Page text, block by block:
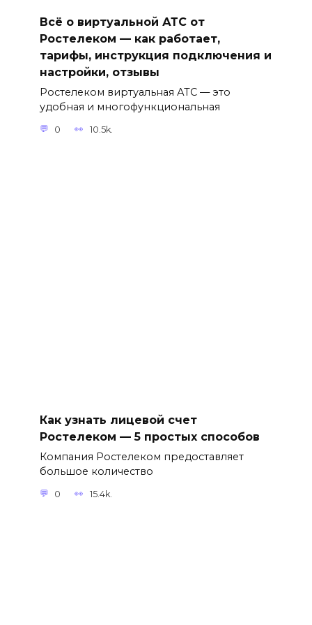
Всё о виртуальной АТС от
Ростелеком — как работает,
тарифы, инструкция подключения и
настройки, отзывы
Ростелеком виртуальная АТС — это
удобная и многофункциональная
0 10.5k.
Как узнать лицевой счет
Ростелеком — 5 простых способов
Компания Ростелеком предоставляет
большое количество
0 15.4k.